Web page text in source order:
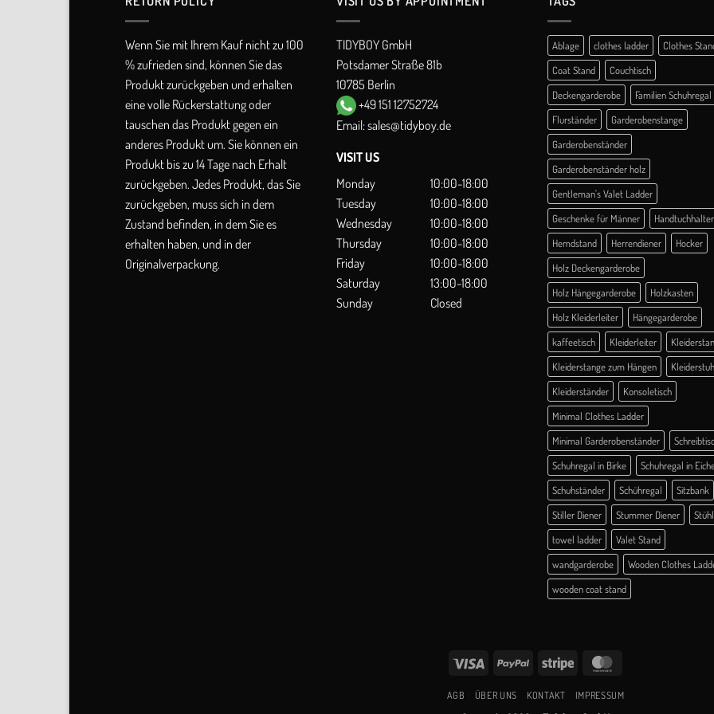
Wenn Sie mit Ihrem Kauf nicht zu 100
% zufrieden sind, können Sie das
Produkt zurückgeben und erhalten
eine volle Rückerstattung oder
tauschen das Produkt gegen ein
anderes Produkt um. Sie können ein
Produkt bis zu 14 Tage nach Erhalt
zurückgeben. Jedes Produkt, das Sie
zurückgeben, muss sich in dem
Zustand befinden, in dem Sie es
erhalten haben, und in der
Originalverpackung.
TIDYBOY GmbH
Potsdamer Straße 81b
10785 Berlin
+49 151 12752724
Email:sales@tidyboy.de
VISIT US
Monday
10:00-18:00
Tuesday
10:00-18:00
Wednesday
10:00-18:00
Thursday
10:00-18:00
Friday
10:00-18:00
Saturday
13:00-18:00
Sunday
Closed
Ablage clothes ladder
Clothes
Coat Stand
Couchtisch
Deckengarderobe
Familien Schuhregal
Flurständer
Garderobenstange
Garderobenständer
Garderobenständer holz
Gentleman's Valet Ladder
Geschenke für Männer
Handtuchhalter
Hemdstand
Herrendiener
Hocker
Holz Deckengarderobe
Holz Hängegarderobe
Holzkasten
Holz Kleiderleiter
Hängegarderobe
kaffeetisch
Kleiderleiter
Kleiderstange zum Hängen
Kleiderständer
Konsoletisch
Minimal Clothes Ladder
Minimal Garderobenständer
Schuhregal in Birke
Schuhregal in
Schuhständer
Schühregal
Sitzbank
Stiller Diener
Stummer Diener
towel ladder
Valet Stand
wandgarderobe
Wooden Clothes
wooden coat stand
Visa PayPal Stripe
AGB ÜBER UNS KONTAKT IMPRESSUM